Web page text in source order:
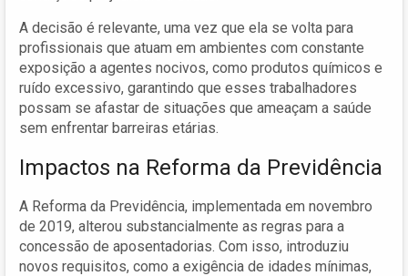
A decisão é relevante, uma vez que ela se volta para
profissionais que atuam em ambientes com constante
exposição a agentes nocivos, como produtos químicos e
ruído excessivo, garantindo que esses trabalhadores
possam se afastar de situações que ameaçam a saúde
sem enfrentar barreiras etárias.
Impactos na Reforma da Previdência
A Reforma da Previdência, implementada em novembro
de 2019, alterou substancialmente as regras para a
concessão de aposentadorias. Com isso, introduziu
novos requisitos, como a exigência de idades mínimas,